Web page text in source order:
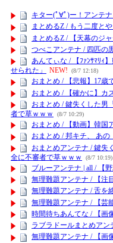
キター(ﾟ∀ﾟ)ー！アンテ
まとめるZ / もう二度と
まとめるZ / 【天幕のジ
つべこアンテナ / 四匹の
あんてぃな / 【ﾌｧﾝｻﾏﾘｨ
せられた」
NEW! (8/7 12:18)
おまとめ / 【悲報】17歳
おまとめ / 【確かに】カ
おまとめ / 鍵失くした
者で草ｗｗｗ
(8/7 10:29)
おまとめ / 【動画】韓国
おまとめ / 邦キチ、 あ
おまとめアンテナ / 鍵
全に不審者で草ｗｗｗ
(8/7 10:19)
ブルーアンテナ | all / 【
無理難題アンテナ / 【注
無理難題アンテナ / 舌を
無理難題アンテナ / 【芸
時間待ちあんてな / 【画
ラブラドールまとめア
無理難題アンテナ / 【画